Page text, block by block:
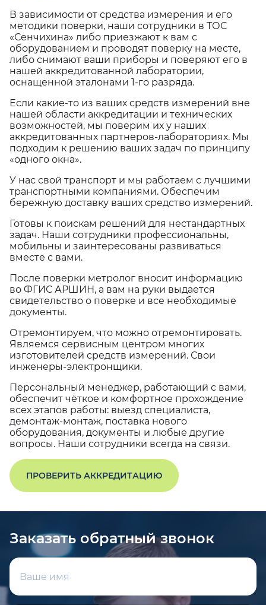
В зависимости от средства измерения и его
методики поверки, наши сотрудники в ТОС
«Сенчихина» либо приезжают к вам с
оборудованием и проводят поверку на месте,
либо снимают ваши приборы и поверяют его в
нашей аккредитованной лаборатории,
оснащенной эталонами 1-го разряда.
Если какие-то из ваших средств измерений вне
нашей области аккредитации и технических
возможностей, мы поверим их у наших
аккредитованных партнеров-лабораториях. Мы
подходим к решению ваших задач по принципу
«одного окна».
У нас свой транспорт и мы работаем с лучшими
транспортными компаниями. Обеспечим
бережную доставку ваших средство измерений.
Готовы к поискам решений для нестандартных
задач. Наши сотрудники профессиональны,
мобильны и заинтересованы развиваться
вместе с вами.
После поверки метролог вносит информацию
во ФГИС АРШИН, а вам на руки выдается
свидетельство о поверке и все необходимые
документы.
Отремонтируем, что можно отремонтировать.
Являемся сервисным центром многих
изготовителей средств измерений. Свои
инженеры-электронщики.
Персональный менеджер, работающий с вами,
обеспечит чёткое и комфортное прохождение
всех этапов работы: выезд специалиста,
демонтаж-монтаж, поставка нового
оборудования, документы и любые другие
вопросы. Наши сотрудники всегда на связи.
ПРОВЕРИТЬ АККРЕДИТАЦИЮ
Заказать обратный звонок